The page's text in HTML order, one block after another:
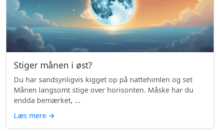
Stiger månen i øst?
Du har sandsynligvis kigget op på nattehimlen og set
Månen langsomt stige over horisonten. Måske har du
endda bemærket, ...
Læs mere →